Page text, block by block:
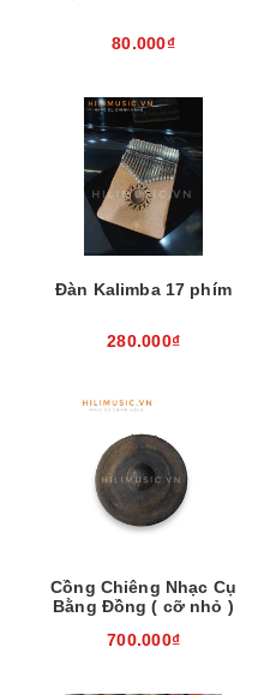
80.000₫
Đàn Kalimba 17 phím
280.000₫
Cồng Chiêng Nhạc Cụ
Bằng Đồng ( cỡ nhỏ )
700.000₫